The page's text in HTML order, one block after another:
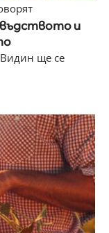
и
Видин ще се